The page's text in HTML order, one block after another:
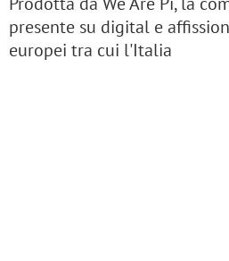
presente su digital e
europei tra cui l'Italia